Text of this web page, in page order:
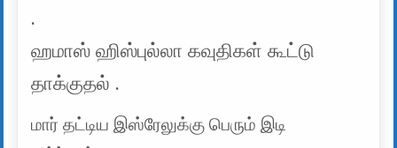
.
ஹமாஸ் ஹிஸ்புல்லா கவுதிகள் கூட்டு
தாக்குதல் .
மார் தட்டிய இஸ்ரேலுக்கு பெரும் இடி